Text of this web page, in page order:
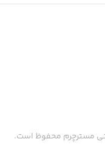
مسترچرم محفوظ است.